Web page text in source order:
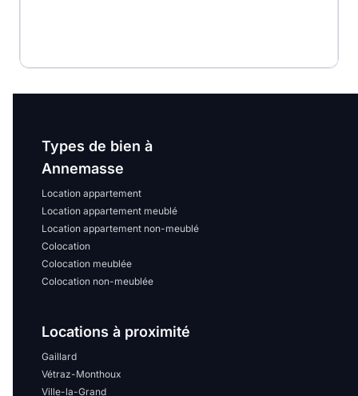
Types de bien à
Annemasse
Location appartement
Location appartement meublé
Location appartement non-meublé
Colocation
Colocation meublée
Colocation non-meublée
Locations à proximité
Gaillard
Vétraz-Monthoux
Ville-la-Grand